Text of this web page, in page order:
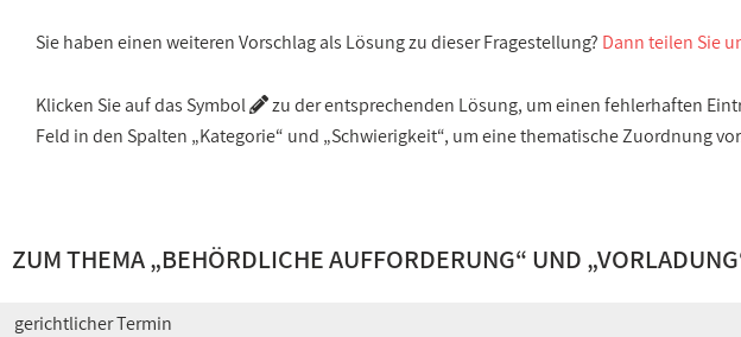
Sie haben einen weiteren Vorschlag als Lösung zu dieser Fragestellung? Dann teilen Sie
Klicken Sie auf das Symbol
zu der entsprechenden Lösung, um einen fehlerhaften
Feld in den Spalten „Kategorie“ und „Schwierigkeit“, um eine thematische Zuordnung
ZUM THEMA „BEHÖRDLICHE AUFFORDERUNG“ UND „VORLADUNG
gerichtlicher Termin